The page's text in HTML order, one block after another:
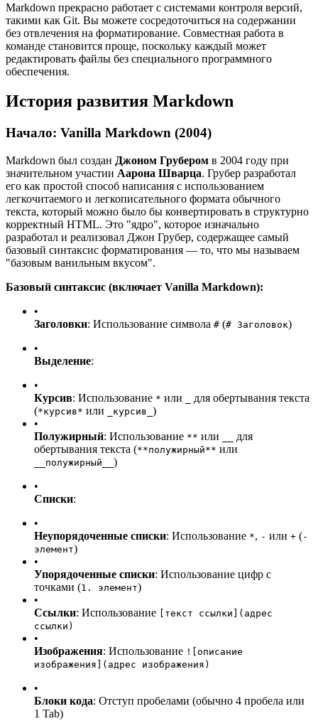
Markdown прекрасно работает с системами контроля версий,
такими как Git. Вы можете сосредоточиться на содержании
без отвлечения на форматирование. Совместная работа в
команде становится проще, поскольку каждый может
редактировать файлы без специального программного
обеспечения.
История развития Markdown
Начало: Vanilla Markdown (2004)
Markdown был создан Джоном Грубером в 2004 году при
значительном участии Аарона Шварца. Грубер разработал
его как простой способ написания с использованием
легкочитаемого и легкописательного формата обычного
текста, который можно было бы конвертировать в структурно
корректный HTML. Это "ядро", которое изначально
разработал и реализовал Джон Грубер, содержащее самый
базовый синтаксис форматирования — то, что мы называем
"базовым ванильным вкусом".
Базовый синтаксис (включает Vanilla Markdown):
•
Заголовки: Использование символа # (# Заголовок)
•
Выделение:
•
Курсив: Использование * или
для обертывания текста
(*курсив* или _курсив_ )
•
Полужирный: Использование ** или
для
обертывания текста (**полужирный** или
__полужирный__ )
•
Списки:
•
Неупорядоченные списки: Использование *, - или + (-
элемент)
•
Упорядоченные списки: Использование цифр с
точками (1. элемент)
•
Ссылки: Использование
[текст ссылки](адрес
ссылки)
•
Изображения: Использование ![описание
изображения](адрес изображения)
•
Блоки кода: Отступ пробелами (обычно 4 пробела или
1 Tab)